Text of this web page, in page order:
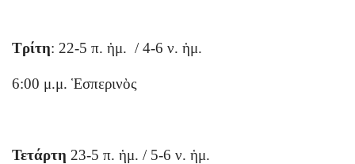
Τρίτη: 22-5 π. ἡμ. / 4-6 ν. ἡμ.
6:00 μ.μ. Ἑσπερινὸς
Τετάρτη 23-5 π. ἡμ. / 5-6 ν. ἡμ.